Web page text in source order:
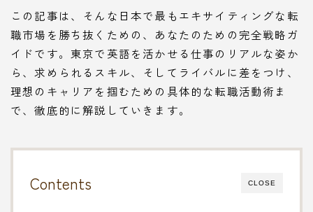
この記事は、そんな日本で最もエキサイティングな転
職市場を勝ち抜くための、あなたのための完全戦略ガ
イドです。東京で英語を活かせる仕事のリアルな姿か
ら、求められるスキル、そしてライバルに差をつけ、
理想のキャリアを掴むための具体的な転職活動術ま
で、徹底的に解説していきます。
CLOSE
Contents